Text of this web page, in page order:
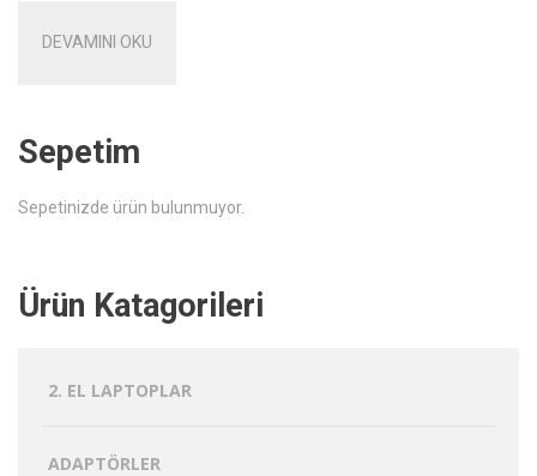
DEVAMINI OKU
Sepetim
Sepetinizde ürün bulunmuyor.
Ürün Katagorileri
2. EL LAPTOPLAR
ADAPTÖRLER